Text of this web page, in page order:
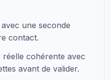
une seconde
contact.
cohérente avec
avant de valider.